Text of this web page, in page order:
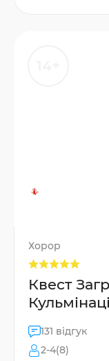
Хорор
Квест
131 відгук
2-4(8)